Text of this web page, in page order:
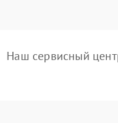
Наш сервисный